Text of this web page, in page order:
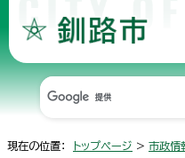
現在の位置： トップページ > 市政情